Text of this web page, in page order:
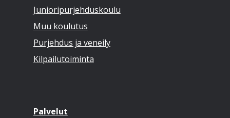
Junioripurjehduskoulu
Muu koulutus
Purjehdus ja veneily
Kilpailutoiminta
Palvelut